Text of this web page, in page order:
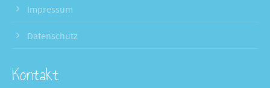
Impressum
Datenschutz
Kontakt